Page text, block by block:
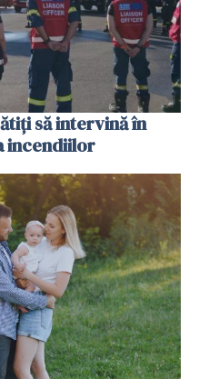
să intervină în
incendiilor